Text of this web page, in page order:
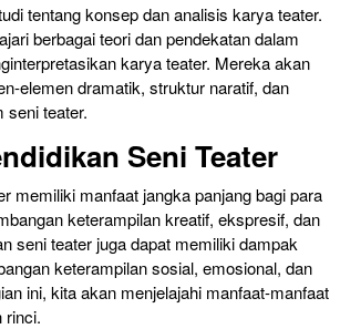
tentang konsep dan analisis karya teater.
berbagai teori dan pendekatan dalam
karya teater. Mereka akan
elemen dramatik, struktur naratif, dan
seni teater.
Seni Teater
memiliki manfaat jangka panjang bagi para
keterampilan kreatif, ekspresif, dan
seni teater juga dapat memiliki dampak
keterampilan sosial, emosional, dan
ini, kita akan menjelajahi manfaat-manfaat
rinci.